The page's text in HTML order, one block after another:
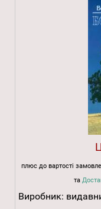
плюс до вартості
та
Виробник: